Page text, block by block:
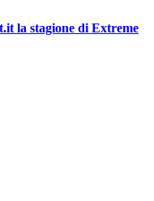
la stagione di Extreme